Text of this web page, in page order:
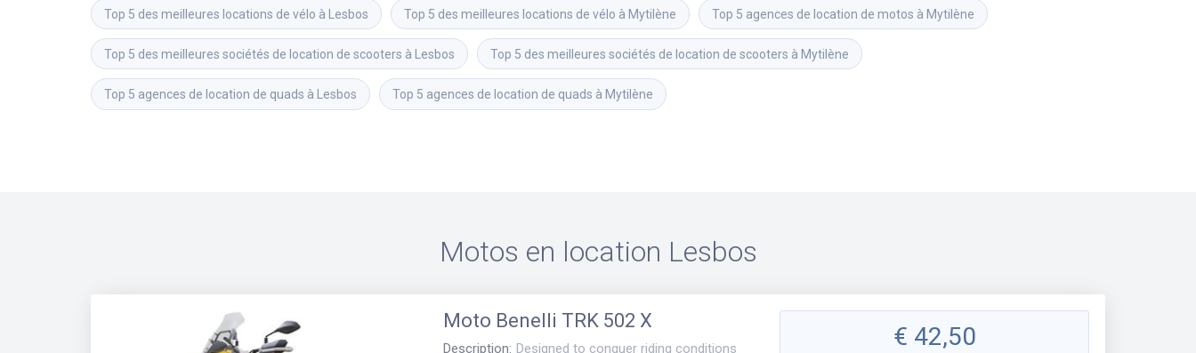
Top 5 des meilleures locations de vélo à Lesbos Top 5 des meilleures locations de vélo à Mytilène Top 5 agences de location de motos à Mytilène
Top 5 des meilleures sociétés de location de scooters à Lesbos Top 5 des meilleures sociétés de location de scooters à Mytilène
Top 5 agences de location de quads à Lesbos Top 5 agences de location de quads à Mytilène
Motos en location Lesbos
Moto Benelli TRK 502 X
Description: Designed to conquer riding conditions € 42,50